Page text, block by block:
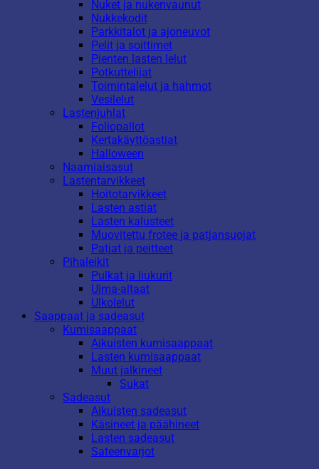
Nuket ja nukenvaunut
Nukkekodit
Parkkitalot ja ajoneuvot
Pelit ja soittimet
Pienten lasten lelut
Potkuttelijat
Toimintalelut ja hahmot
Vesilelut
Lastenjuhlat
Foliopallot
Kertakäyttöastiat
Halloween
Naamiaisasut
Lastentarvikkeet
Hoitotarvikkeet
Lasten astiat
Lasten kalusteet
Muovitettu frotee ja patjansuojat
Patjat ja peitteet
Pihaleikit
Pulkat ja liukurit
Uima-altaat
Ulkolelut
Saappaat ja sadeasut
Kumisaappaat
Aikuisten kumisaappaat
Lasten kumisaappaat
Muut jalkineet
Sukat
Sadeasut
Aikuisten sadeasut
Käsineet ja päähineet
Lasten sadeasut
Sateenvarjot